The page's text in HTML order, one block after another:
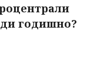
годишно?